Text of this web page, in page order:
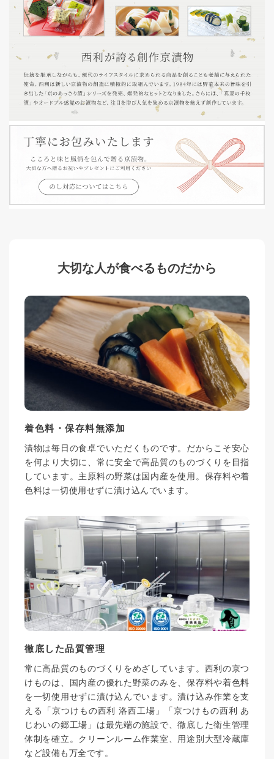
大切な人が食べるものだから
着色料・保存料無添加
漬物は毎日の食卓でいただくものです。だからこそ安心
を何より大切に、常に安全で高品質のものづくりを目指
しています。主原料の野菜は国内産を使用。保存料や着
色料は一切使用せずに漬け込んでいます。
徹底した品質管理
常に高品質のものづくりをめざしています。西利の京つ
けものは、国内産の優れた野菜のみを、保存料や着色料
を一切使用せずに漬け込んでいます。漬け込み作業を支
える「京つけもの西利 洛西工場」「京つけもの西利 あ
じわいの郷工場」は最先端の施設で、徹底した衛生管理
体制を確立。クリーンルーム作業室、用途別大型冷蔵庫
など設備も万全です。